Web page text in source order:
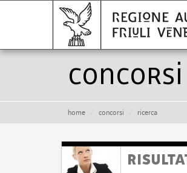
Concorsi
home concorsi ricerca